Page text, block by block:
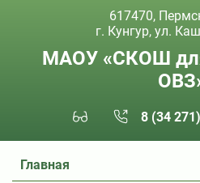
617470,
г. Кунгур, ул.
МАОУ «СКОШ
8 (34
Главная